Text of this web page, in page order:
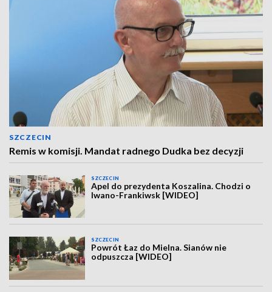
SZCZECIN
Remis w komisji. Mandat radnego Dudka bez decyzji
SZCZECIN
Apel do prezydenta Koszalina. Chodzi o
Iwano-Frankiwsk [WIDEO]
SZCZECIN
Powrót Łaz do Mielna. Sianów nie
odpuszcza [WIDEO]